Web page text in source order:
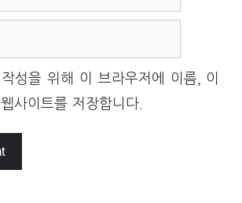
성을 위해 이 브라우저에 이름, 이
사이트를 저장합니다.